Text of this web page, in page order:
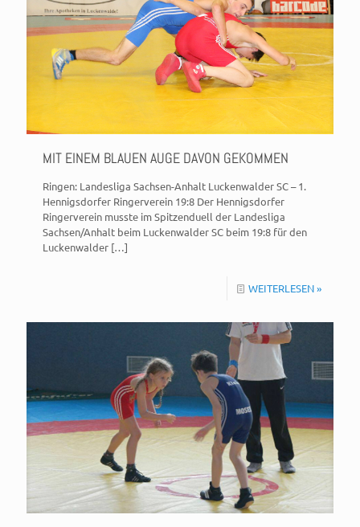
MIT EINEM BLAUEN AUGE DAVON GEKOMMEN
Ringen: Landesliga Sachsen-Anhalt Luckenwalder SC – 1.
Hennigsdorfer Ringerverein 19:8 Der Hennigsdorfer
Ringerverein musste im Spitzenduell der Landesliga
Sachsen/Anhalt beim Luckenwalder SC beim 19:8 für den
Luckenwalder […]
WEITERLESEN »